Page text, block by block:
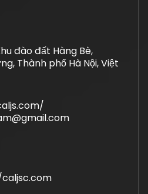
đào đất Hàng Bè,
Thành phố Hà Nội, Việt